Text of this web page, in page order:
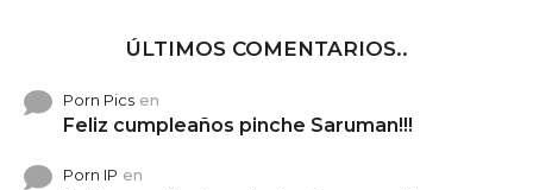
ÚLTIMOS COMENTARIOS..
Porn Pics en
Feliz cumpleaños pinche Saruman!!!
Porn IP en